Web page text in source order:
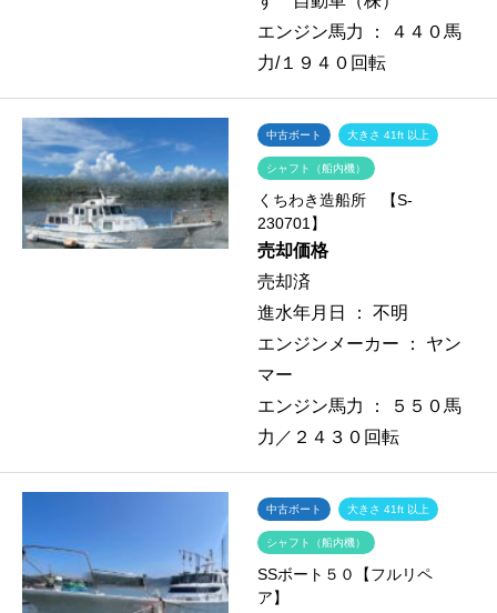
エンジン馬力 ：
４４０馬
力/１９４０回転
中古ボート 大きさ 41ft 以上
シャフト（船内機）
くちわき造船所 【S-
230701】
売却価格
売却済
進水年月日 ： 不明
エンジンメーカー ： ヤン
マー
エンジン馬力 ：
５５０馬
力／２４３０回転
中古ボート 大きさ 41ft 以上
シャフト（船内機）
SSボート５０【フルリペ
ア】